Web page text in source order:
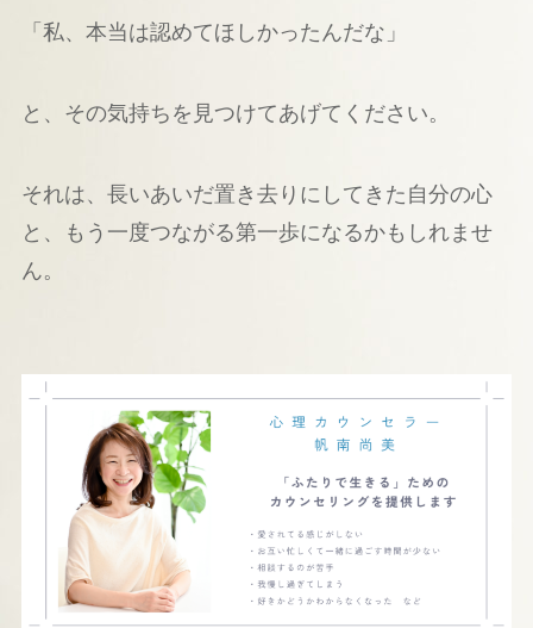
「私、本当は認めてほしかったんだな」
と、その気持ちを見つけてあげてください。
それは、長いあいだ置き去りにしてきた自分の心
と、もう一度つながる第一歩になるかもしれませ
ん。